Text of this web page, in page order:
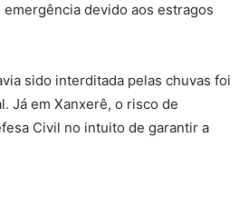
devido aos estragos
sido interditada pelas chuvas foi
Já em Xanxerê, o risco de
Civil no intuito de garantir a